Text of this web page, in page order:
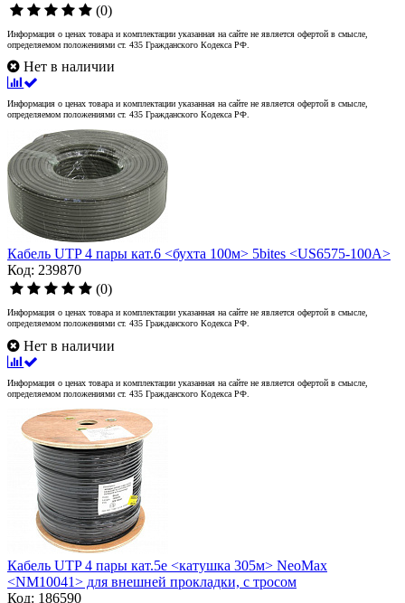
(0)
Информация о ценах товара и комплектации указанная на сайте не является офертой в смысле,
определяемом положениями ст. 435 Гражданского Кодекса РФ.
Нет в наличии
Информация о ценах товара и комплектации указанная на сайте не является офертой в смысле,
определяемом положениями ст. 435 Гражданского Кодекса РФ.
Кабель UTP 4 пары кат.6 <бухта 100м> 5bites <US6575-100A>
Код: 239870
(0)
Информация о ценах товара и комплектации указанная на сайте не является офертой в смысле,
определяемом положениями ст. 435 Гражданского Кодекса РФ.
Нет в наличии
Информация о ценах товара и комплектации указанная на сайте не является офертой в смысле,
определяемом положениями ст. 435 Гражданского Кодекса РФ.
Кабель UTP 4 пары кат.5e <катушка 305м> NeoMax
<NM10041> для внешней прокладки, с тросом
Код: 186590